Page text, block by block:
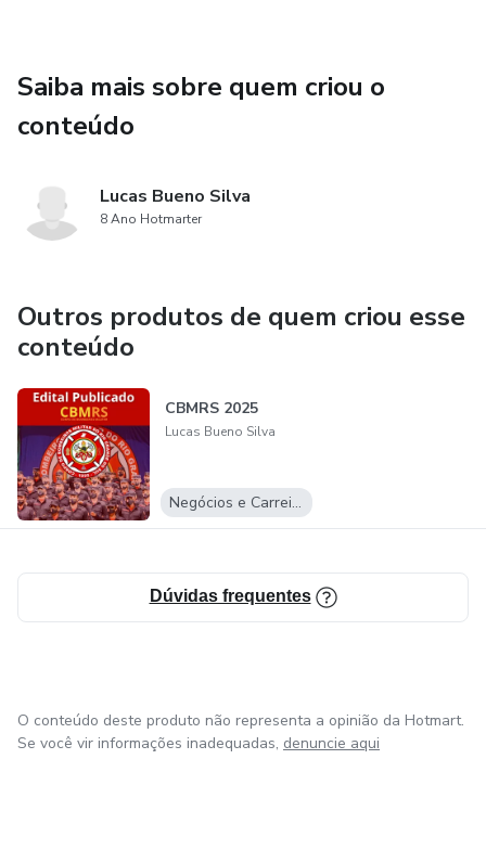
RS! 🔹
Saiba mais sobre quem criou o
conteúdo
Lucas Bueno Silva
8 Ano Hotmarter
Outros produtos de quem criou esse
conteúdo
CBMRS 2025
Lucas Bueno Silva
Negócios e Carreira
Dúvidas frequentes
O conteúdo deste produto não representa a opinião da Hotmart.
Se você vir informações inadequadas, denuncie aqui